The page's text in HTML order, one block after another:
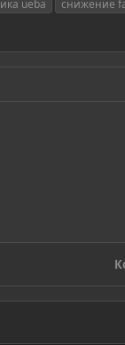
ueba снижение